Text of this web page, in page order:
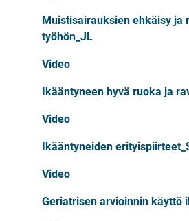
Muistisairauksien ehkäisy ja
työhön_JL
Video
Ikääntyneen hyvä ruoka ja
Video
Ikääntyneiden
Video
Geriatrisen arvioinnin käyttö